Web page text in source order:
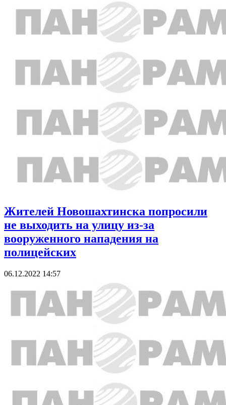
Жителей Новошахтинска попросили
не выходить на улицу из-за
вооруженного нападения на
полицейских
06.12.2022 14:57